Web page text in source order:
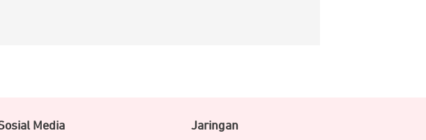
Media Jaringan